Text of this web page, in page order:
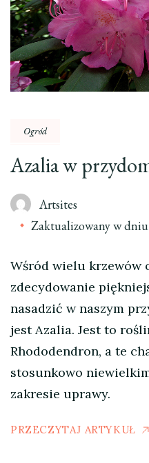
Ogród
Azalia w
Artsites
Zaktualizowany w dniu
Wśród wielu krzewów
zdecydowanie
nasadzić w naszym
jest Azalia. Jest to
Rhododendron, a te
stosunkowo
zakresie uprawy.
PRZECZYTAJ ARTYKUŁ